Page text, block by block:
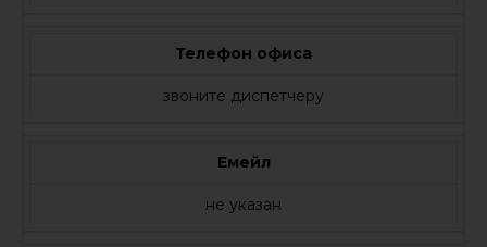
Телефон офиса
звоните диспетчеру
Емейл
не указан